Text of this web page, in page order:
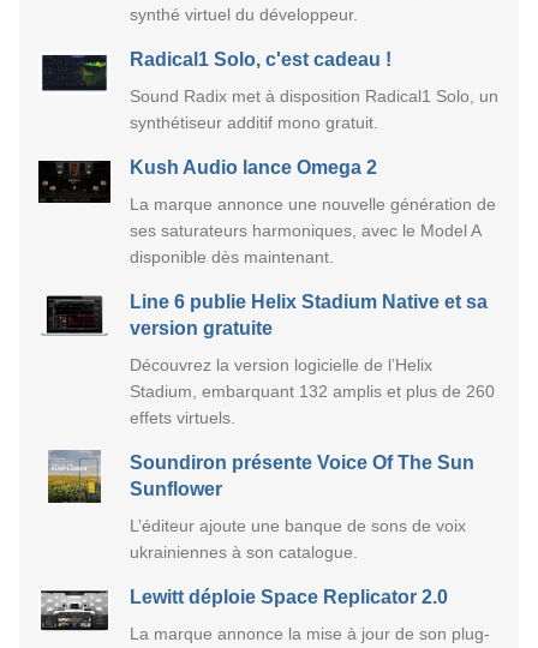
synthé virtuel du développeur.
Radical1 Solo, c'est cadeau !
Sound Radix met à disposition Radical1 Solo, un
synthétiseur additif mono gratuit.
Kush Audio lance Omega 2
La marque annonce une nouvelle génération de
ses saturateurs harmoniques, avec le Model A
disponible dès maintenant.
Line 6 publie Helix Stadium Native et sa
version gratuite
Découvrez la version logicielle de l’Helix
Stadium, embarquant 132 amplis et plus de 260
effets virtuels.
Soundiron présente Voice Of The Sun
Sunflower
L’éditeur ajoute une banque de sons de voix
ukrainiennes à son catalogue.
Lewitt déploie Space Replicator 2.0
La marque annonce la mise à jour de son plug-